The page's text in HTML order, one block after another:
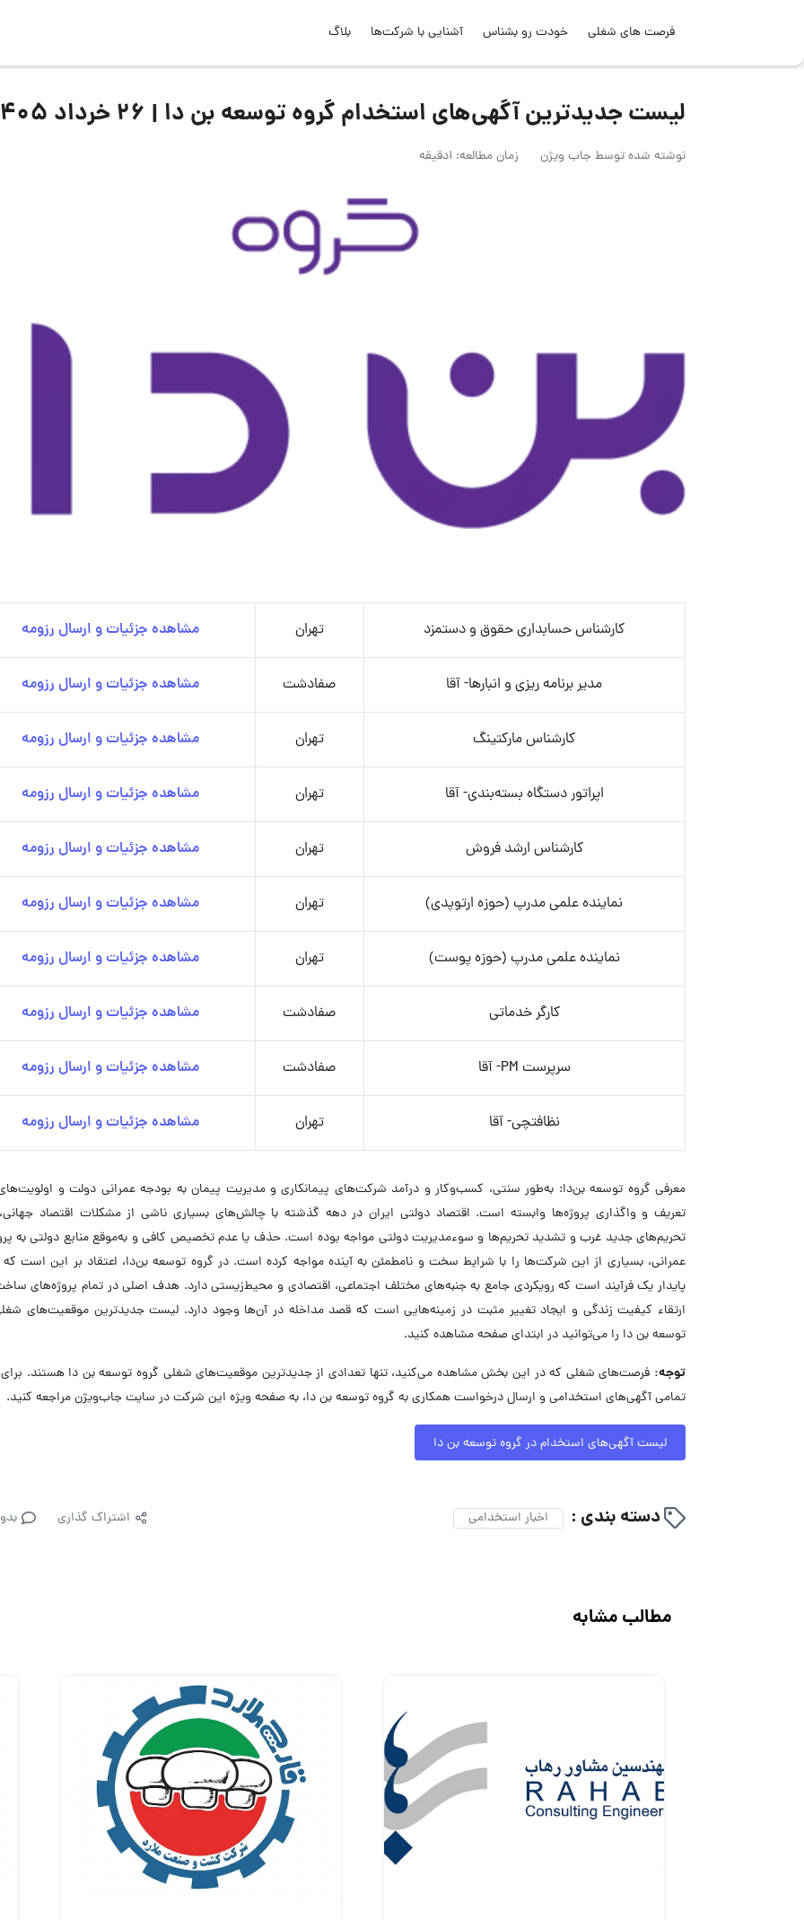
فرصت های شغلی خودت رو بشناس آشنایی با شرکت‌ها بلاگ
لیست جدیدترین آگهی‌های استخدام گروه توسعه بن دا | ۲۶ خرداد ۱۴۰۵
نوشته شده توسطجاب ویژن زمان مطالعه: 1دقیقه
کارشناس حسابداری حقوق و دستمزد تهران مشاهده جزئیات و ارسال رزومه
مدیر برنامه ریزی و انبارها- آقا صفادشت مشاهده جزئیات و ارسال رزومه
کارشناس مارکتینگ تهران مشاهده جزئیات و ارسال رزومه
اپراتور دستگاه بسته‌بندی- آقا تهران مشاهده جزئیات و ارسال رزومه
کارشناس ارشد فروش تهران مشاهده جزئیات و ارسال رزومه
نماینده علمی مدرپ (حوزه ارتوپدی) تهران مشاهده جزئیات و ارسال رزومه
نماینده علمی مدرپ (حوزه پوست) تهران مشاهده جزئیات و ارسال رزومه
کارگر خدماتی صفادشت مشاهده جزئیات و ارسال رزومه
سرپرست PM- آقا صفادشت مشاهده جزئیات و ارسال رزومه
نظافتچی- آقا تهران مشاهده جزئیات و ارسال رزومه
معرفی گروه توسعه بن‌دا: به‌طور سنتی، کسب‌وکار و درآمد شرکت‌های پیمانکاری و مدیریت پیمان به بودجه عمرانی دولت و
تعریف و واگذاری پروژه‌ها وابسته است. اقتصاد دولتی ایران در دهه گذشته با چالش‌های بسیاری ناشی از مشکلات اقتصاد
تحریم‌های جدید غرب و تشدید تحریم‌ها و سوءمدیریت دولتی مواجه بوده است. حذف یا عدم تخصیص کافی و به‌موقع منابع دولتی به
عمرانی، بسیاری از این شرکت‌ها را با شرایط سخت و نامطمئن به آینده مواجه کرده است. در گروه توسعه بن‌دا، اعتقاد بر این است
پایدار یک فرآیند است که رویکردی جامع به جنبه‌های مختلف اجتماعی، اقتصادی و محیط‌زیستی دارد. هدف اصلی در تمام پروژه‌های
ارتقاء کیفیت زندگی و ایجاد تغییر مثبت در زمینه‌هایی است که قصد مداخله در آن‌ها وجود دارد. لیست جدیدترین موقعیت‌های
توسعه بن دا را می‌توانید در ابتدای صفحه مشاهده کنید.
توجه: فرصت‌های شغلی که در این بخش مشاهده می‌کنید، تنها تعدادی از جدیدترین موقعیت‌های شغلی گروه توسعه بن دا هستند.
تمامی آگهی‌های استخدامی و ارسال درخواست همکاری به گروه توسعه بن دا، به صفحه ویژه این شرکت در سایت جاب‌ویژن مراجعه کنید.
لیست آگهی‌های استخدام در گروه توسعه بن دا
دسته بندی : اخبار استخدامی اشتراک گذاری
مطالب مشابه